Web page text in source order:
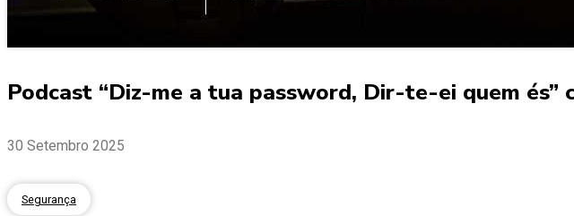
Podcast “Diz-me a tua password, Dir-te-ei quem
30 Setembro 2025
Segurança